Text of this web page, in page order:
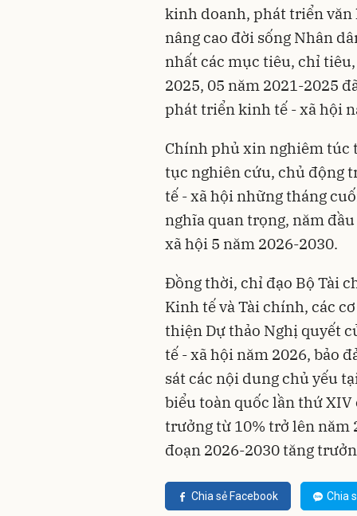
kinh doanh, phát triển văn
nâng cao đời sống Nhân
nhất các mục tiêu, chỉ
2025, 05 năm 2021-2025
phát triển kinh tế - xã hội
Chính phủ xin nghiêm túc
tục nghiên cứu, chủ động
tế - xã hội những tháng
nghĩa quan trọng, năm
xã hội 5 năm 2026-2030.
Đồng thời, chỉ đạo Bộ Tài
Kinh tế và Tài chính, các
thiện Dự thảo Nghị quyết
tế - xã hội năm 2026, bảo
sát các nội dung chủ yếu
biểu toàn quốc lần thứ
trưởng từ 10% trở lên năm
đoạn 2026-2030 tăng
Chia sẻ Facebook Chia